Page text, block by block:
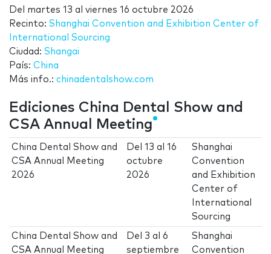
Del martes 13 al viernes 16 octubre 2026
Recinto: Shanghai Convention and Exhibition Center of
International Sourcing
Ciudad: Shangai
País: China
Más info.: chinadentalshow.com
Ediciones China Dental Show and
CSA Annual Meeting
China Dental Show and
CSA Annual Meeting
2026
Del13 al16
octubre
2026
Shanghai
Convention
and Exhibition
Center of
International
Sourcing
China Dental Show and
CSA Annual Meeting
Del 3 al6
septiembre
Shanghai
Convention